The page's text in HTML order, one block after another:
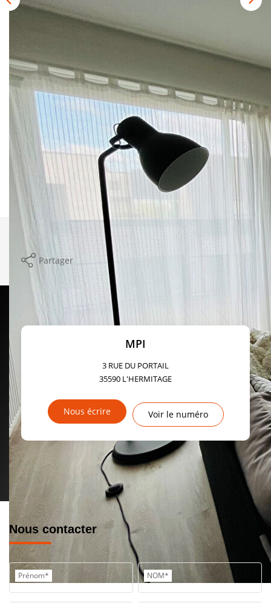
Simulateurs
Nos Outils Pour Vendre
ACTUALITÉS
CONTACT
Recrutement
Description
Réf : 1199
Nos honoraires Nous contacter
Imprimer
Partager
MPI
3 RUE DU PORTAIL
35590 L'HERMITAGE
Nous écrire Voir le numéro
Nous contacter
Prénom* NOM*